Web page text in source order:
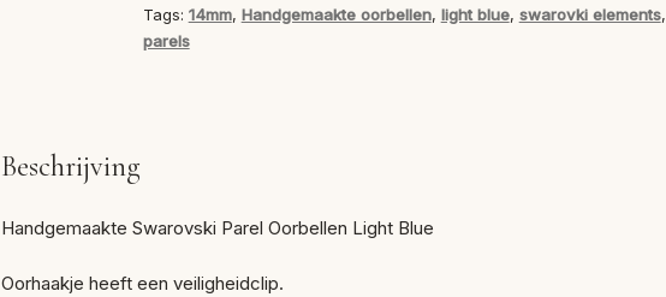
aantal
Tags: 14mm, Handgemaakte oorbellen, light blue, swarovki elements,
parels
Beschrijving
Handgemaakte Swarovski Parel Oorbellen Light Blue
Oorhaakje heeft een veiligheidclip.